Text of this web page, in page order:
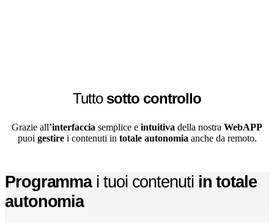
Tutto sotto controllo
Grazie all’interfaccia semplice e intuitiva della nostra WebAPP
puoi gestirei contenuti in totale autonomia anche da remoto.
Programmai tuoi contenuti in totale
autonomia